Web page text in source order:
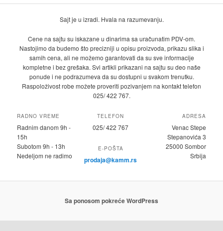
Sajt je u izradi. Hvala na razumevanju.
Cene na sajtu su iskazane u dinarima sa uračunatim PDV-om.
Nastojimo da budemo što precizniji u opisu proizvoda, prikazu slika i
samih cena, ali ne možemo garantovati da su sve informacije
kompletne i bez grešaka. Svi artikli prikazani na sajtu su deo naše
ponude i ne podrazumeva da su dostupni u svakom trenutku.
Raspoloživost robe možete proveriti pozivanjem na kontakt telefon
025/ 422 767.
RADNO VREME
Radnim danom 9h -
15h
Subotom 9h - 13h
Nedeljom ne radimo
TELEFON
025/ 422 767
E-POŠTA
prodaja@kamm.rs
ADRESA
Venac Stepe
Stepanovića 3
25000 Sombor
Srbija
Sa ponosom pokreće WordPress